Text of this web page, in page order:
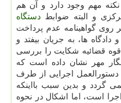
نكته مهم وجود دارد و آن هم
و البته ضوابط دستگاه
روی گواهینامه عدم پرداخت
ها، به جریان بیفتد و
قضائیه شكایت را بررسی
مهر نشان داده است كه
دستورالعمل اجرایی از طرف
گردد و بدین سبب بااینكه
است، اما اشكال در نحوه